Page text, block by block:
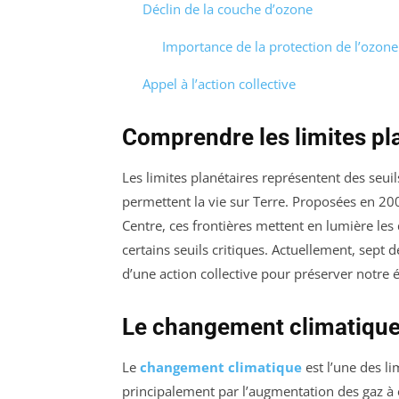
Déclin de la couche d’ozone
Importance de la protection de l’ozone
Appel à l’action collective
Comprendre les limites
Les limites planétaires représentent des
permettent la vie sur Terre. Proposées en
Centre, ces frontières mettent en lumière
certains seuils critiques. Actuellement, sept
d’une action collective pour préserver notre
Le changement
Le changement climatique est l’une des
principalement par l’augmentation des gaz